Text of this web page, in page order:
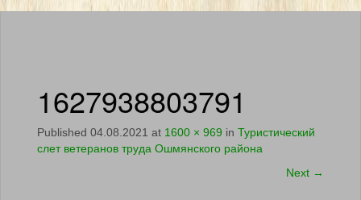
1627938803791
Published 04.08.2021 at 1600 × 969 in Туристический
слет ветеранов труда Ошмянского района
Next →